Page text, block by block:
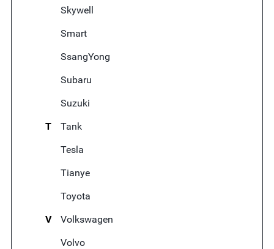
Skywell
Smart
SsangYong
Subaru
Suzuki
T
Tank
Tesla
Tianye
Toyota
V
Volkswagen
Volvo